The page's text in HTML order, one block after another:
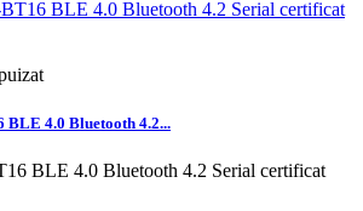
BLE 4.0 Bluetooth 4.2...
BLE 4.0 Bluetooth 4.2 Serial certificat